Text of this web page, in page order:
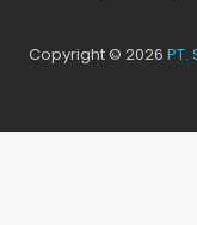
Copyright © 2026 PT.